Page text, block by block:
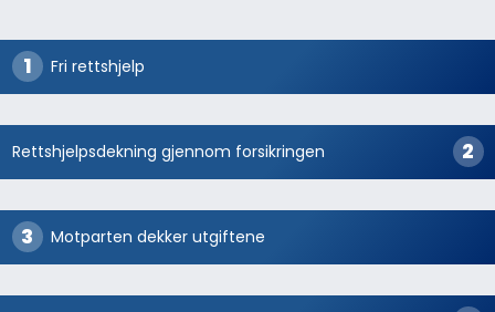
Fri rettshjelp
Rettshjelpsdekning gjennom forsikringen
Motparten dekker utgiftene